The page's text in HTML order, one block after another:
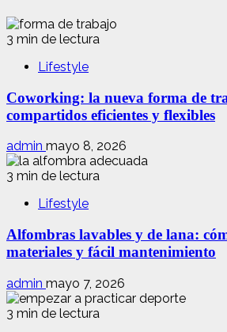
3 min de lectura
Lifestyle
Coworking: la nueva forma de
compartidos eficientes y flexibles
admin mayo 8, 2026
3 min de lectura
Lifestyle
Alfombras lavables y de lana:
materiales y fácil mantenimiento
admin mayo 7, 2026
3 min de lectura